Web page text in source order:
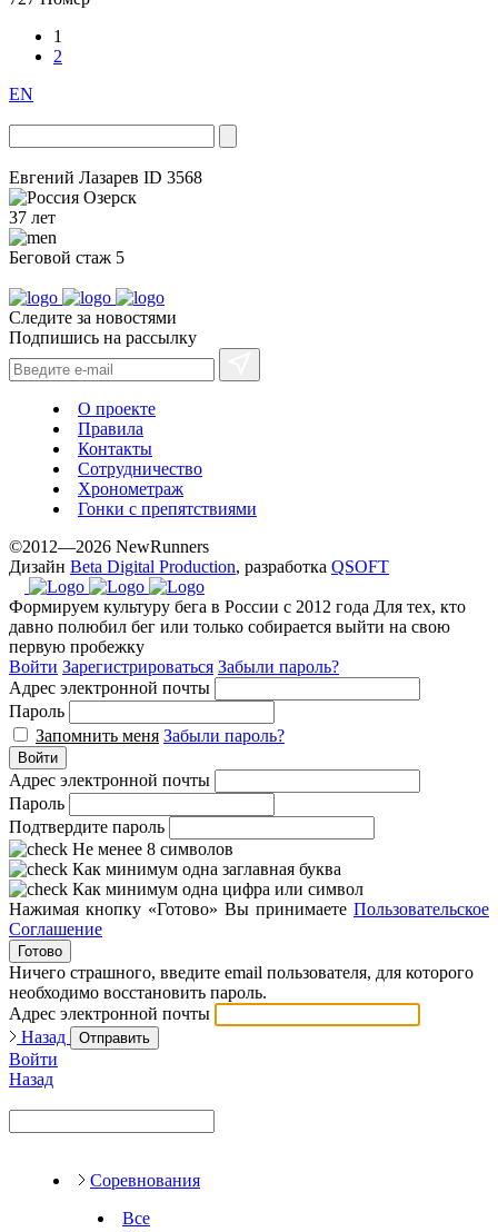
1
2
EN
Евгений Лазарев ID 3568
Озерск
37 лет
Беговой стаж 5
Следите за новостями
Подпишись на рассылку
О проекте
Правила
Контакты
Сотрудничество
Хронометраж
Гонки с препятствиями
©2012—2026 NewRunners
Дизайн Beta Digital Production, разработка QSOFT
Формируем культуру бега в России с 2012 года Для тех, кто
давно полюбил бег или только собирается выйти на свою
первую пробежку
Войти Зарегистрироваться Забыли пароль?
Адрес электронной почты
Пароль
Запомнить меня Забыли пароль?
Войти
Адрес электронной почты
Пароль
Подтвердите пароль
Не менее 8 символов
Как минимум одна заглавная буква
Как минимум одна цифра или символ
Нажимая кнопку «Готово» Вы принимаете Пользовательское
Соглашение
Готово
Ничего страшного, введите email пользователя, для которого
необходимо восстановить пароль.
Адрес электронной почты
Назад
Отправить
Войти
Назад
Соревнования
Все